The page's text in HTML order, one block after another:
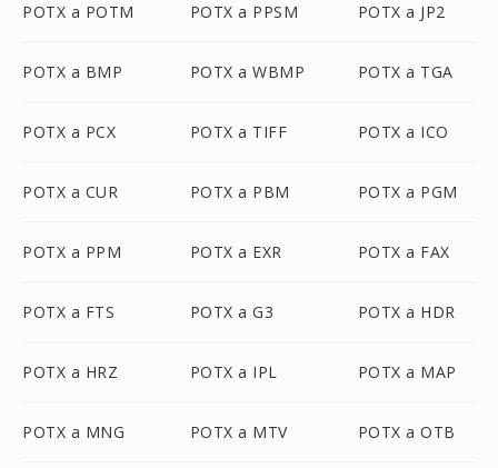
POTX a POTM POTX a PPSM POTX a JP2
POTX a BMP POTX a WBMP POTX a TGA
POTX a PCX POTX a TIFF POTX a ICO
POTX a CUR POTX a PBM POTX a PGM
POTX a PPM POTX a EXR POTX a FAX
POTX a FTS POTX a G3 POTX a HDR
POTX a HRZ POTX a IPL POTX a MAP
POTX a MNG POTX a MTV POTX a OTB